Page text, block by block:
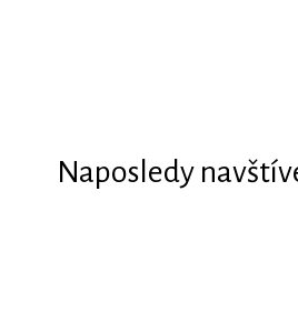
Naposledy